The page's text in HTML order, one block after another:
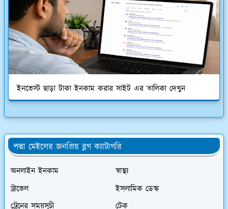
ইনভেস্ট ছাড়া টাকা ইনকাম করার সাইট এর তালিকা দেখুন
পদ্মা মেইলের জনপ্রিয় ব্লগ ক্যাটাগরি
অনলাইন ইনকাম
স্বাস্থ্য
ট্রাভেল
ইসলামিক ডেস্ক
ট্রেনের সময়সূচী
টেক